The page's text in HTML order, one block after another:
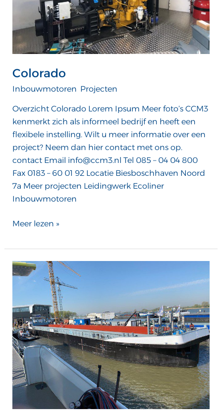
Colorado
Inbouwmotoren Projecten
Overzicht Colorado Lorem Ipsum Meer foto’s CCM3
kenmerkt zich als informeel bedrijf en heeft een
flexibele instelling. Wilt u meer informatie over een
project? Neem dan hier contact met ons op.
contact Email info@ccm3.nl Tel 085 – 04 04 800
Fax 0183 – 60 01 92 Locatie Biesboschhaven Noord
7a Meer projecten Leidingwerk Ecoliner
Inbouwmotoren
Meer lezen »
MCS
Alphenaar